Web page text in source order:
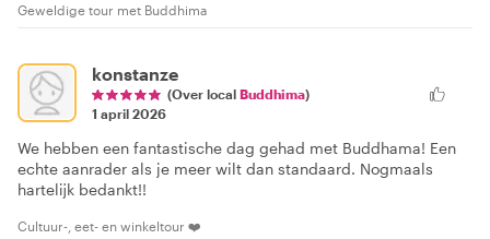
Geweldige tour met Buddhima
konstanze
(Over local Buddhima)
1 april 2026
We hebben een fantastische dag gehad met Buddhama! Een
echte aanrader als je meer wilt dan standaard. Nogmaals
hartelijk bedankt!!
Cultuur-, eet- en winkeltour ❤️